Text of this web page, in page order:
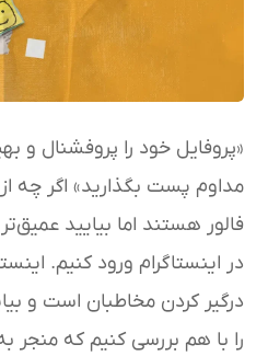
«پروفایل خود را پروفشنال و
مداوم پست بگذارید» اگر
فالور هستند اما بیایید
در اینستاگرام ورود کنیم.
درگیر کردن مخاطبان است و
را با هم بررسی کنیم که